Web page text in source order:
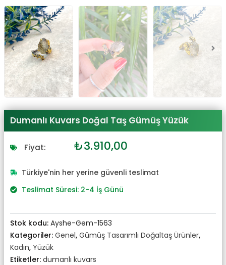
Dumanlı Kuvars Doğal Taş Gümüş Yüzük
Fiyat: Orijinal
₺4.301,00.
₺3.910,00
fiyat:
Türkiye'nin her yerine güvenli teslimat
Teslimat Süresi: 2-4 İş Günü
Stok kodu: Ayshe-Gem-1563
Kategoriler: Genel, Gümüş Tasarımlı Doğaltaş Ürünler,
Kadın, Yüzük
Etiketler: dumanlı kuvars